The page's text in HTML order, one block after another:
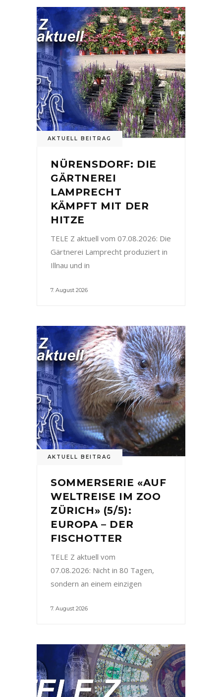
AKTUELL BEITRAG
NÜRENSDORF: DIE
GÄRTNEREI
LAMPRECHT
KÄMPFT MIT DER
HITZE
TELE Z aktuell vom 07.08.2026: Die
Gärtnerei Lamprecht produziert in
Illnau und in
7. August 2026
AKTUELL BEITRAG
SOMMERSERIE «AUF
WELTREISE IM ZOO
ZÜRICH» (5/5):
EUROPA – DER
FISCHOTTER
TELE Z aktuell vom
07.08.2026: Nicht in 80 Tagen,
sondern an einem einzigen
7. August 2026